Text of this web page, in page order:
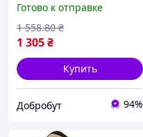
коричневые из
ударопрочного пластика
защита сус Dobro-A
Готово к отправке
1 305₴
1 558.80 ₴
Купить
Добробут 94%